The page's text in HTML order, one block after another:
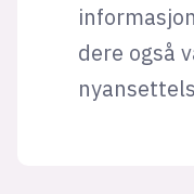
dere også